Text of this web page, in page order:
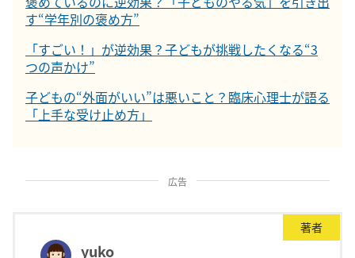
す“学年別の褒め方”
「すごい！」が逆効果？子どもが挑戦したくなる“3
つの声かけ”
子どもの“外面がいい”は悪いこと？臨床心理士が語る
「上手な受け止め方」
広告
著者
yuko